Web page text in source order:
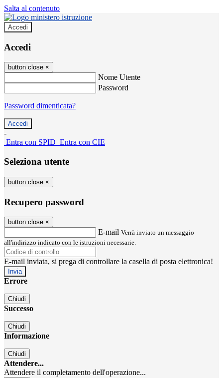
Salta al contenuto
Accedi
Accedi
button close ×
Nome Utente
Password
Password dimenticata?
-
Entra con SPID Entra con CIE
Seleziona utente
button close ×
Recupero password
button close ×
E-mail Verrà inviato un messaggio
all'indirizzo indicato con le istruzioni necessarie.
E-mail inviata, si prega di controllare la casella di posta elettronica!
Errore
Chiudi
Successo
Chiudi
Informazione
Chiudi
Attendere...
Attendere il completamento dell'operazione...